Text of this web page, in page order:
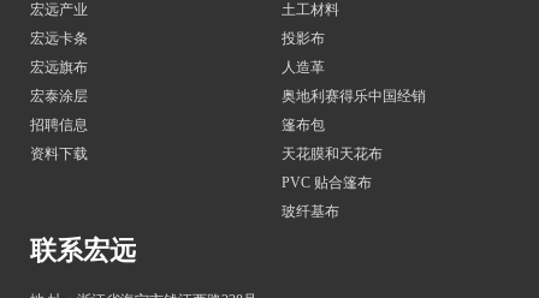
宏远产业
宏远卡条
宏远旗布
宏泰涂层
招聘信息
资料下载
土工材料
投影布
人造革
奥地利赛得乐中国经销
篷布包
天花膜和天花布
PVC 贴合篷布
玻纤基布
联系宏远